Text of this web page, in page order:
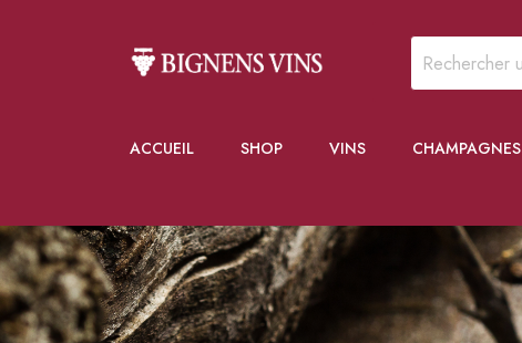
ACCUEIL SHOP VINS CHAMPAGNES